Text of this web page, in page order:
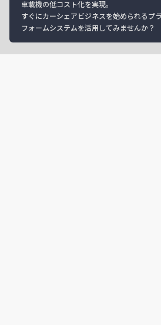
車載機の低コスト化を実現。
すぐにカーシェアビジネスを始められるプ
フォームシステムを活用してみませんか？